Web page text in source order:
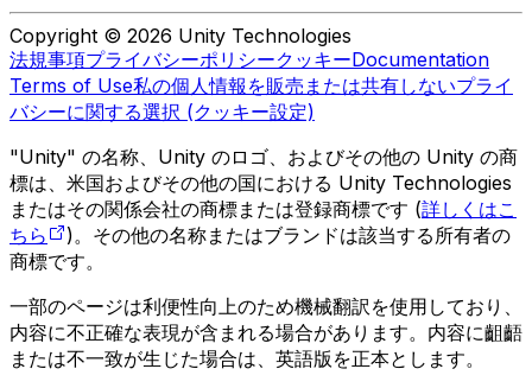
Copyright © 2026 Unity Technologies
法規事項プライバシーポリシークッキーDocumentation
Terms of Use私の個人情報を販売または共有しないプライ
バシーに関する選択 (クッキー設定)
"Unity" の名称、Unity のロゴ、およびその他の Unity の商
標は、米国およびその他の国における Unity Technologies
またはその関係会社の商標または登録商標です (詳しくはこ
ちら
)。その他の名称またはブランドは該当する所有者の
商標です。
一部のページは利便性向上のため機械翻訳を使用しており、
内容に不正確な表現が含まれる場合があります。内容に齟齬
または不一致が生じた場合は、英語版を正本とします。